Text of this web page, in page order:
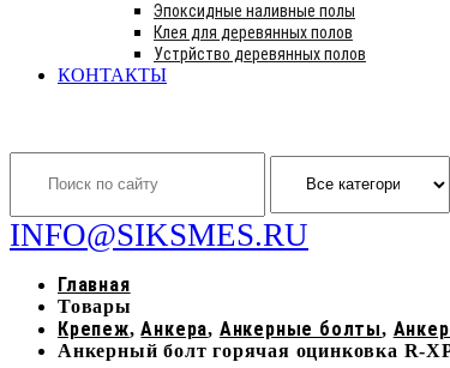
Эпоксидные наливные полы
Клея для деревянных полов
Устрйство деревянных полов
КОНТАКТЫ
INFO@SIKSMES.RU
Главная
Товары
Крепеж,Анкера, Анкерные болты,
Анкерный болт горячая оцинковка R-